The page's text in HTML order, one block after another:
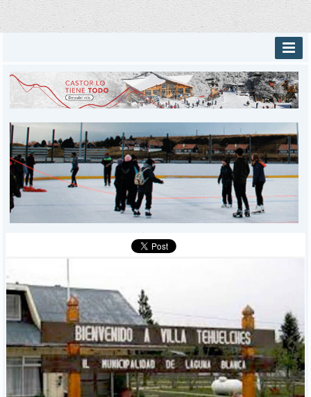
INICIO
PROVINCIALES
DEPORTES
POLICIALES
I-DIARIO
MÁS
BÚSQUEDA